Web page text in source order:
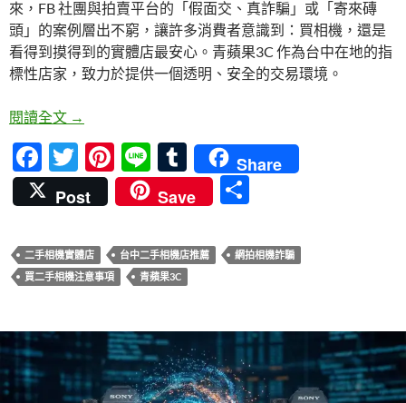
k
來，FB 社團與拍賣平台的「假面交、真詐騙」或「寄來磚
頭」的案例層出不窮，讓許多消費者意識到：買相機，還是
看得到摸得到的實體店最安心。青蘋果3C 作為台中在地的指
標性店家，致力於提供一個透明、安全的交易環境。
閱讀全文 二手相機實體店 vs 網拍面交：為何內行人都選店面
→
F
ac
e
b
o
k
T
w
itt
er
Pi
nt
er
es
t
Li
n
e
T
u
m
bl
r
Share
Post
Save
二手相機實體店 台中二手相機店推薦
網拍相機詐騙
買二手相機注意事項
青蘋果3C